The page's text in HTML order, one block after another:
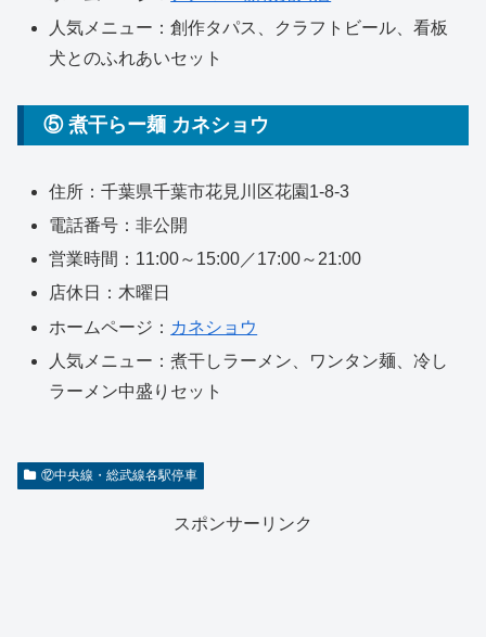
人気メニュー：創作タパス、クラフトビール、看板
犬とのふれあいセット
⑤ 煮干らー麺 カネショウ
住所：千葉県千葉市花見川区花園1-8-3
電話番号：非公開
営業時間：11:00～15:00／17:00～21:00
店休日：木曜日
ホームページ： カネショウ
人気メニュー：煮干しラーメン、ワンタン麺、冷し
ラーメン中盛りセット
⑫中央線・総武線各駅停車
スポンサーリンク